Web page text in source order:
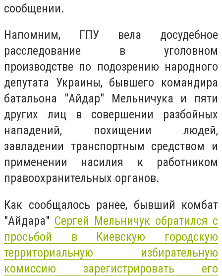
сообщении.
Напомним, ГПУ вела досудебное
расследование в уголовном
производстве по подозрению народного
депутата Украины, бывшего командира
батальона "Айдар" Мельничука и пяти
других лиц в совершении разбойных
нападений, похищении людей,
завладении транспортным средством и
применении насилия к работником
правоохранительных органов.
Как сообщалось ранее, бывший комбат
"Айдара" Сергей Мельничук обратился с
просьбой в Киевскую городскую
территориальную избирательную
комиссию зарегистрировать его